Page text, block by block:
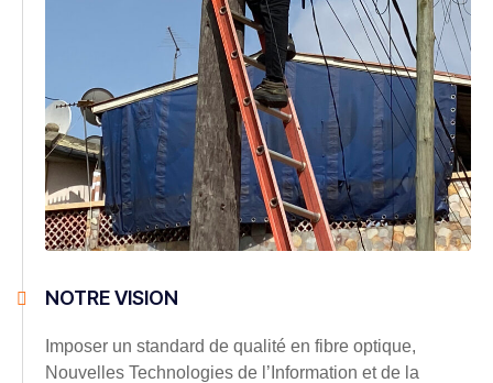
NOTRE VISION
Imposer un standard de qualité en fibre optique,
Nouvelles Technologies de l’Information et de la